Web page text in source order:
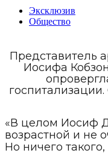
Эксклюзив
Общество
Представитель
Иосифа
«В целом Иосиф
возрастной и не
Но ничего